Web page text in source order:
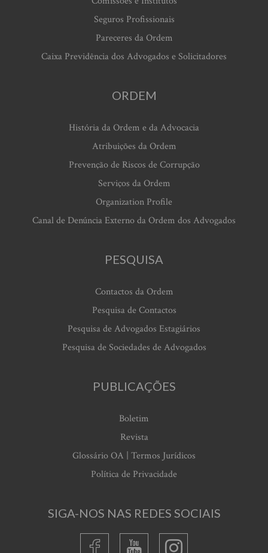
Seguros Profissionais
Pareceres da Ordem
Caixa Previdência dos Advogados e Solicitadores
ORDEM
História da Ordem e da Advocacia
Atribuições da Ordem
Prevenção de Riscos de Corrupção
Serviços da Ordem
Organization Profile
Canal de Denúncia Externo da Ordem dos Advogados
PESQUISA
Contactos da Ordem
Pesquisa de Contactos
Pesquisa de Advogados Estagiários
Pesquisa de Sociedades de Advogados
PUBLICAÇÕES
Boletim
Revista
Glossário OA | Termos Jurídicos
Política de Privacidade
SIGA-NOS NAS REDES SOCIAIS